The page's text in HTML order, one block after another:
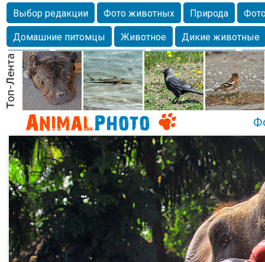
Выбор редакции Фото животных Природа
Домашние питомцы
Животное
Дикие животные
Собаки
Alexanderandronik Млекопитающие
Морда
Собачка Осень Портрет
Домашние
Насекомое
Коты Lebert Дикие птицы Утка